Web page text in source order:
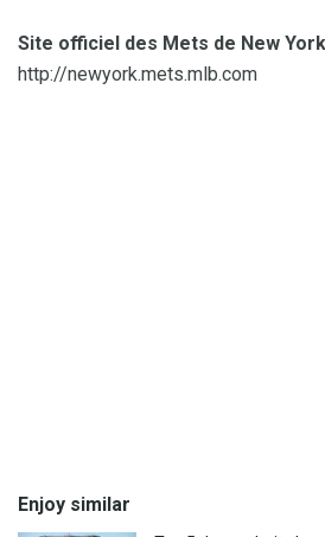
Site officiel des Mets de New
http://newyork.mets.mlb.com
Enjoy similar